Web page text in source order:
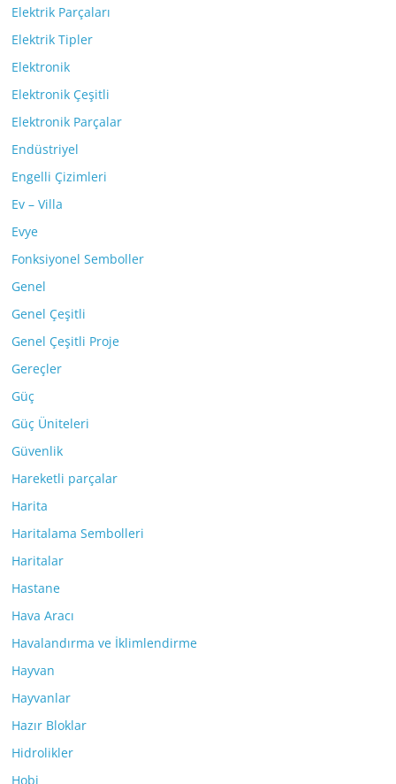
Elektrik Parçaları
Elektrik Tipler
Elektronik
Elektronik Çeşitli
Elektronik Parçalar
Endüstriyel
Engelli Çizimleri
Ev – Villa
Evye
Fonksiyonel Semboller
Genel
Genel Çeşitli
Genel Çeşitli Proje
Gereçler
Güç
Güç Üniteleri
Güvenlik
Hareketli parçalar
Harita
Haritalama Sembolleri
Haritalar
Hastane
Hava Aracı
Havalandırma ve İklimlendirme
Hayvan
Hayvanlar
Hazır Bloklar
Hidrolikler
Hobi